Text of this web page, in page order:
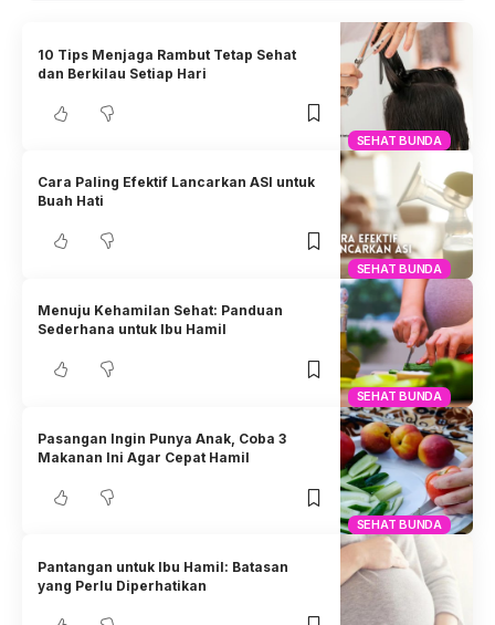
SEHAT BUNDA
10 Tips Menjaga Rambut Tetap Sehat
dan Berkilau Setiap Hari
SEHAT BUNDA
Cara Paling Efektif Lancarkan ASI untuk
Buah Hati
SEHAT BUNDA
Menuju Kehamilan Sehat: Panduan
Sederhana untuk Ibu Hamil
SEHAT BUNDA
Pasangan Ingin Punya Anak, Coba 3
Makanan Ini Agar Cepat Hamil
Pantangan untuk Ibu Hamil: Batasan
yang Perlu Diperhatikan